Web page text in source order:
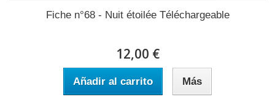
Fiche n°68 - Nuit étoilée Téléchargeable
12,00 €
Añadir al carrito Más